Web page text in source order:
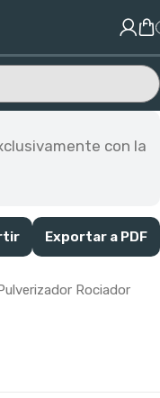
con la
Exportar a PDF
Rociador